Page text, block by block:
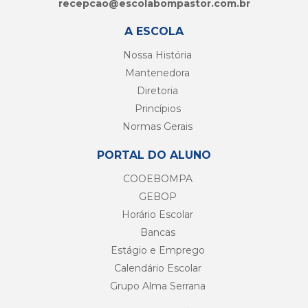
recepcao@escolabompastor.com.br
A ESCOLA
Nossa História
Mantenedora
Diretoria
Princípios
Normas Gerais
PORTAL DO ALUNO
COOEBOMPA
GEBOP
Horário Escolar
Bancas
Estágio e Emprego
Calendário Escolar
Grupo Alma Serrana